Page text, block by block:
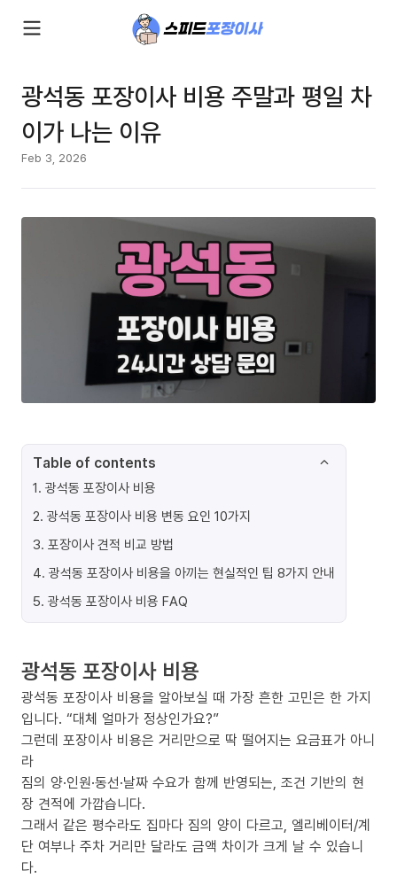
광석동 포장이사 비용 주말과 평일 차
이가 나는 이유
Feb 3, 2026
Table of contents
1. 광석동 포장이사 비용
2. 광석동 포장이사 비용 변동 요인 10가지
3. 포장이사 견적 비교 방법
4. 광석동 포장이사 비용을 아끼는 현실적인 팁 8가지 안내
5. 광석동 포장이사 비용 FAQ
광석동 포장이사 비용
광석동 포장이사 비용을 알아보실 때 가장 흔한 고민은 한 가지
입니다. “대체 얼마가 정상인가요?”
그런데 포장이사 비용은 거리만으로 딱 떨어지는 요금표가 아니
라
짐의 양·인원·동선·날짜 수요가 함께 반영되는, 조건 기반의 현
장 견적에 가깝습니다.
그래서 같은 평수라도 집마다 짐의 양이 다르고, 엘리베이터/계
단 여부나 주차 거리만 달라도 금액 차이가 크게 날 수 있습니
다.